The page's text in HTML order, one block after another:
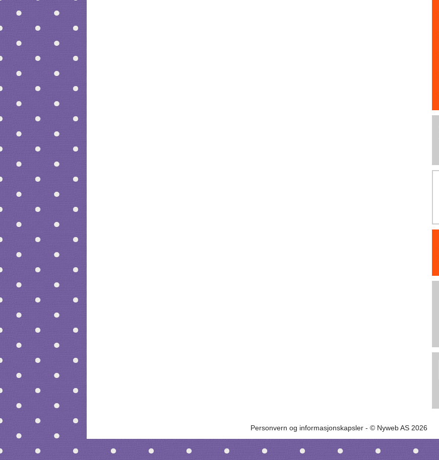
Personvern og informasjonskapsler- © Nyweb AS 2026